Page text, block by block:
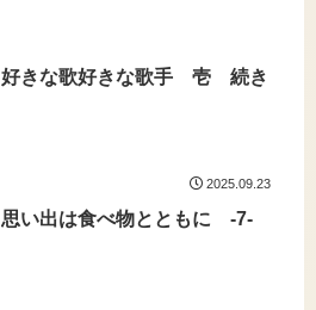
好きな歌好きな歌手 壱 続き
2025.09.23
思い出は食べ物とともに -7-